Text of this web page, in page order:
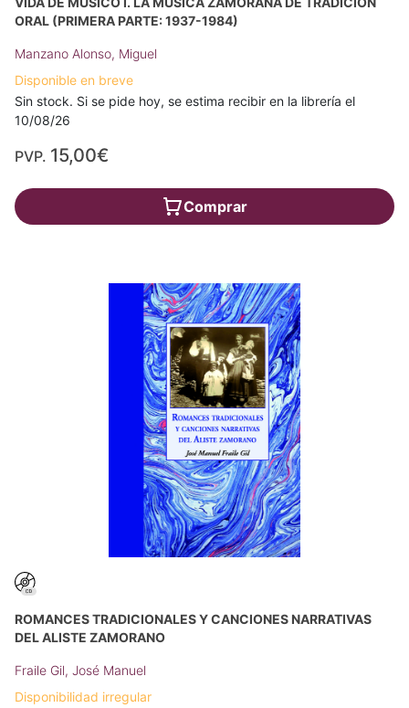
ORAL (PRIMERA PARTE: 1937-1984)
Manzano Alonso, Miguel
Disponible en breve
Sin stock. Si se pide hoy, se estima recibir en la librería el
10/08/26
PVP. 15,00€
Comprar
ROMANCES TRADICIONALES Y CANCIONES NARRATIVAS
DEL ALISTE ZAMORANO
Fraile Gil, José Manuel
Disponibilidad irregular